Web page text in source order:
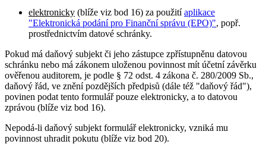
elektronicky (blíže viz bod 16) za použitíaplikace
"Elektronická podání pro Finanční správu (EPO)", popř.
prostřednictvím datové schránky.
Pokud má daňový subjekt či jeho zástupce zpřístupněnu datovou
schránku nebo má zákonem uloženou povinnost mít účetní závěrku
ověřenou auditorem, je podle § 72 odst. 4 zákona č. 280/2009 Sb.,
daňový řád, ve znění pozdějších předpisů (dále též "daňový řád"),
povinen podat tento formulář pouze elektronicky, a to datovou
zprávou (blíže viz bod 16).
Nepodá-li daňový subjekt formulář elektronicky, vzniká mu
povinnost uhradit pokutu (blíže viz bod 20).